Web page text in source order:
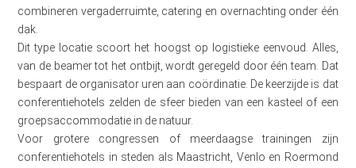
combineren vergaderruimte, catering en overnachting onder één
dak.
Dit type locatie scoort het hoogst op logistieke eenvoud. Alles,
van de beamer tot het ontbijt, wordt geregeld door één team. Dat
bespaart de organisator uren aan coördinatie. De keerzijde is dat
conferentiehotels zelden de sfeer bieden van een kasteel of een
groepsaccommodatie in de natuur.
Voor grotere congressen of meerdaagse trainingen zijn
conferentiehotels in steden als Maastricht, Venlo en Roermond